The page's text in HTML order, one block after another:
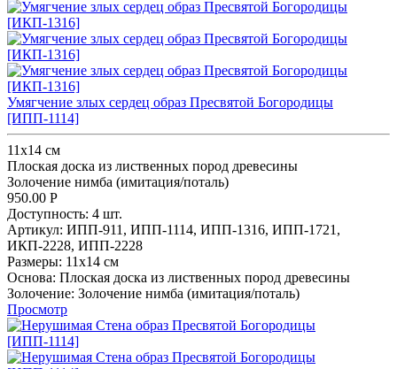
Умягчение злых сердец образ Пресвятой Богородицы
[ИПП-1114]
11х14 см
Плоская доска из лиственных пород древесины
Золочение нимба (имитация/поталь)
950.00 Р
Доступность: 4 шт.
Артикул: ИПП-911, ИПП-1114, ИПП-1316, ИПП-1721,
ИКП-2228, ИПП-2228
Размеры: 11х14 см
Основа: Плоская доска из лиственных пород древесины
Золочение: Золочение нимба (имитация/поталь)
Просмотр